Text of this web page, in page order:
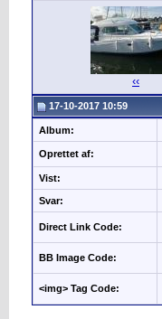
‹‹
17-10-2017 10:59
Album:
Oprettet af:
Vist:
Svar:
Direct Link Code:
BB Image Code:
<img> Tag Code: